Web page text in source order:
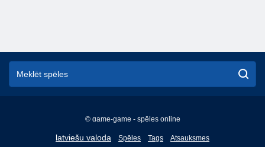
© game-game - spēles online
latviešu valoda
English
Spēles Tags Atsauksmes